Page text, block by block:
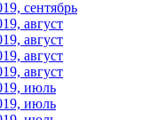
сентябрь
август
август
август
август
июль
июль